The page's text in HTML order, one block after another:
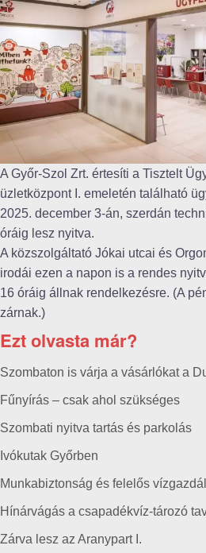
A Győr-Szol Zrt. értesíti a Tisztelt
üzletközpont I. emeletén található
2025. december 3-án, szerdán
óráig lesz nyitva.
A közszolgáltató Jókai utcai és
irodái ezen a napon is a rendes
16 óráig állnak rendelkezésre. (A
zárnak.)
Ezt olvasta már?
Szombaton is várja a vásárlókat a
Fűnyírás – csak ahol szükséges
Szombati nyitva tartás és parkolás
Ivókutak Győrben
Munkabiztonság és felelős
Hínárvágás a csapadékvíz-tározó
Zárva lesz az Aranypart I.